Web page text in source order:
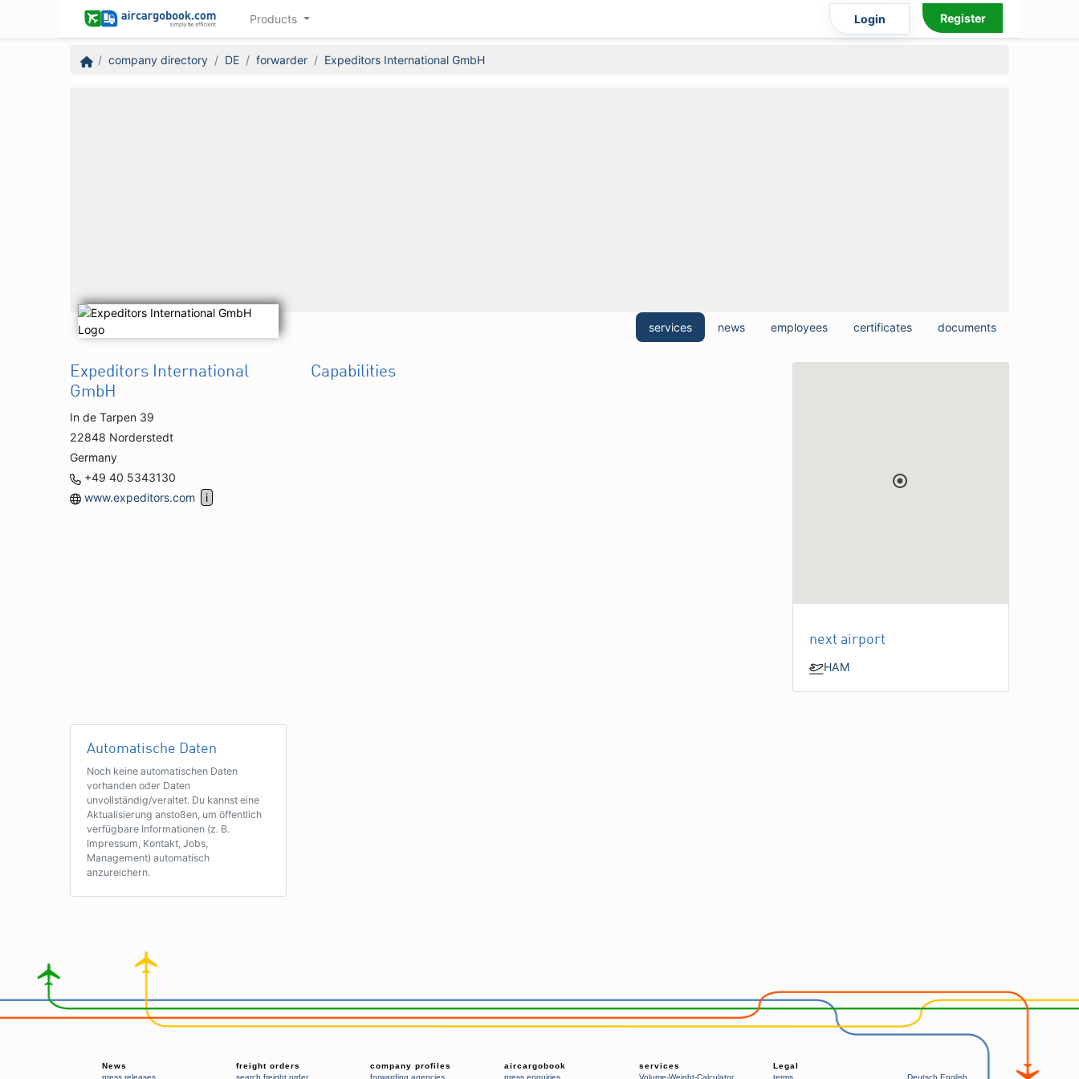
Products Login Register
company directory DE forwarder Expeditors International GmbH
services news employees certificates documents
Expeditors International
GmbH
In de Tarpen 39
22848 Norderstedt
Germany
+49 40 5343130
www.expeditors.com
Capabilities
next airport
HAM
Automatische Daten
Noch keine automatischen Daten
vorhanden oder Daten
unvollständig/veraltet. Du kannst eine
Aktualisierung anstoßen, um öffentlich
verfügbare Informationen (z. B.
Impressum, Kontakt, Jobs,
Management) automatisch
anzureichern.
News
press releases
freight orders
search freight order
company profiles
forwarding agencies
aircargobook
press enquiries
services
Volume-Weight-Calculator
Legal
terms
Deutsch English